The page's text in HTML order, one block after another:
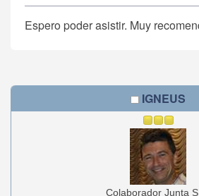
Espero poder asistir. Muy
IGNEUS
Colaborador Junta